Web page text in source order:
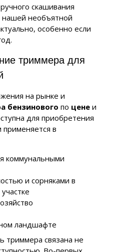
скашивания
нашей необъятной
особенно если
триммера для
на рынке и
бензинового по ценеи
для приобретения
применяется в
коммунальными
и сорняками в
ландшафте
триммера связана не